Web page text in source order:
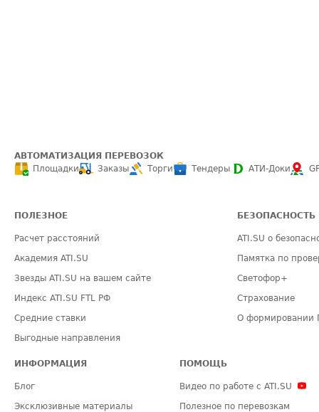
АВТОМАТИЗАЦИЯ ПЕРЕВОЗОК
Площадки
Заказы Торги Тендеры АТИ-Доки
ПОЛЕЗНОЕ
Расчет расстояний
Академия ATI.SU
Звезды ATI.SU на вашем сайте
Индекс ATI.SU FTL РФ
Средние ставки
Выгодные направления
БЕЗОПАСНОСТЬ
ATI.SU о
Памятка по
Светофор+
Страхование
О формировании
ИНФОРМАЦИЯ
Блог
Эксклюзивные материалы
ПОМОЩЬ
Видео по работе с ATI.SU
Полезное по перевозкам